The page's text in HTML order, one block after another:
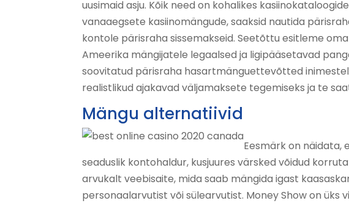
uusimaid asju. Kõik need on kohalikes
vanaaegsete kasiinomängude, saaksid nautida
kontole pärisraha sissemakseid. Seetõttu esitleme
Ameerika mängijatele legaalsed ja ligipääsetavad
soovitatud pärisraha hasartmänguettevõtted
realistlikud ajakavad väljamaksete tegemiseks ja te
Mängu alternatiivid
Eesmärk on näidata,
seaduslik kontohaldur, kusjuures värsked võidud
arvukalt veebisaite, mida saab mängida igast
personaalarvutist või sülearvutist. Money Show on